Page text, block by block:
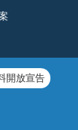
開放宣告